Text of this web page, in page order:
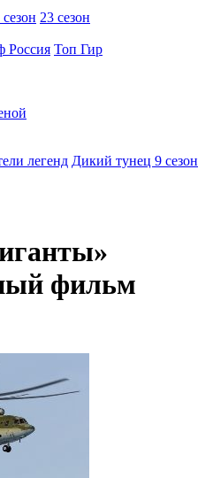
сезон 23 сезон
Россия Топ Гир
легенд Дикий тунец 9 сезон
фильм